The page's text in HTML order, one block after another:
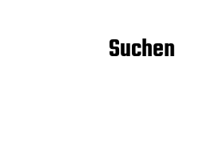
Suchen